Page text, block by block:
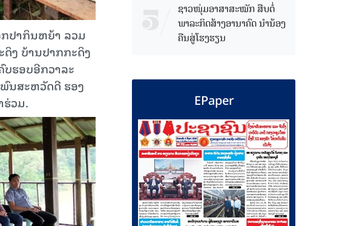
ກປາກິນຫຍ້າ ລວມ
ງ ບ້ານປາກກະດິງ
ຮອບອີກວາລະ
ນສະຫວັດດີ ຮອງ
ຮ່ວມ.
ຊາວໜຸ່ມອາສາສະໝັກ ສືບຕໍ່
ພາລະກິດສ້າງອານາຄົດ ນໍານ້ອງ
ຄືນສູ່ໂຮງຮຽນ
EPaper